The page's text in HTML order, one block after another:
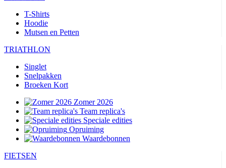
T-Shirts
Hoodie
Mutsen en Petten
TRIATHLON
Singlet
Snelpakken
Broeken Kort
Zomer 2026
Team replica's
Speciale edities
Opruiming
Waardebonnen
FIETSEN